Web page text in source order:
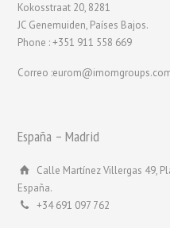
Kokosstraat 20, 8281
JC Genemuiden, Países Bajos.
Phone : +351 911 558 669
Correo
España – Madrid
Calle Martínez Villergas 49,
España.
+34 691 097 762